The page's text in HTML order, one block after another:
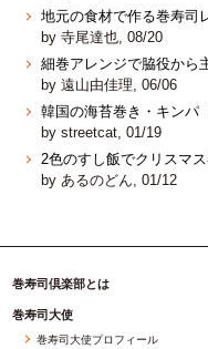
地元の食材で作る巻寿司
by 寺尾達也, 08/20
細巻アレンジで脇役から
by 遠山由佳理, 06/06
韓国の海苔巻き・キンパ
by streetcat, 01/19
2色のすし飯でクリスマ
by あるのどん, 01/12
巻寿司倶楽部とは
巻寿司大使
巻寿司大使プロフィール